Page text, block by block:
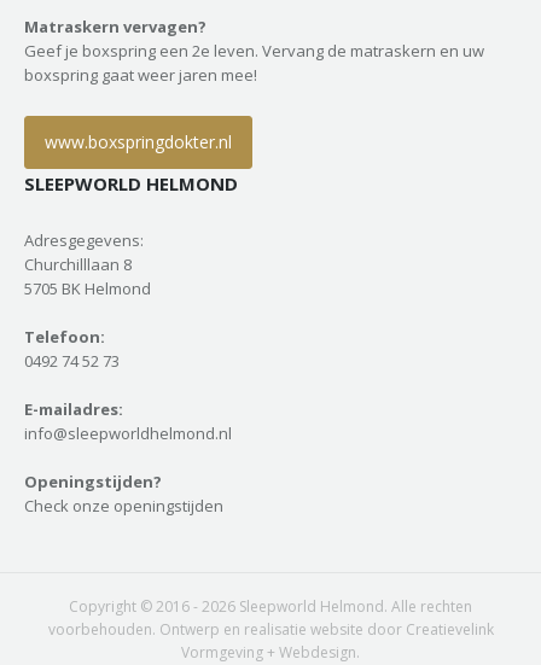
Matraskern vervagen?
Geef je boxspring een 2e leven. Vervang de matraskern en uw
boxspring gaat weer jaren mee!
www.boxspringdokter.nl
SLEEPWORLD HELMOND
Adresgegevens:
Churchilllaan 8
5705 BK Helmond
Telefoon:
0492 74 52 73
E-mailadres:
info@sleepworldhelmond.nl
Openingstijden?
Check onze openingstijden
Copyright © 2016 - 2026 Sleepworld Helmond. Alle rechten
voorbehouden. Ontwerp en realisatie website door Creatievelink
Vormgeving + Webdesign.